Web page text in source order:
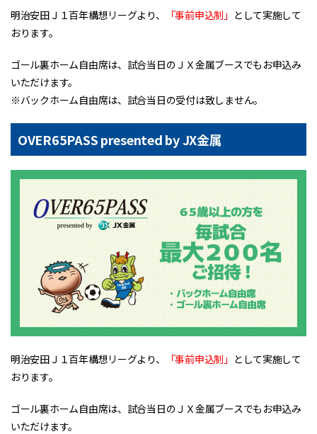
明治安田Ｊ１百年構想リーグより、 「事前申込制」 として実施して
おります。
ゴール裏ホーム自由席は、試合当日のＪＸ金属ブースでもお申込み
いただけます。
※バックホーム自由席は、試合当日の受付は致しません。
OVER65PASS presented by JX金属
明治安田Ｊ１百年構想リーグより、 「事前申込制」 として実施して
おります。
ゴール裏ホーム自由席は、試合当日のＪＸ金属ブースでもお申込み
いただけます。